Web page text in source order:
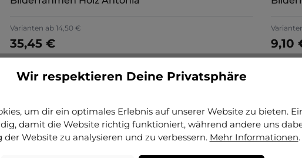
Varianten ab14,50 €
35,45 €
Jetzt konfigurieren 9,10
Ovalrahmen Heidi
+
Varianten ab22,80 €
Wir respektieren Deine Privatsphäre
um dir ein optimales Erlebnis auf unserer Website zu bieten.
damit die Website richtig funktioniert, während andere uns
der Website zu analysieren und zu verbessern. Mehr Informationen.